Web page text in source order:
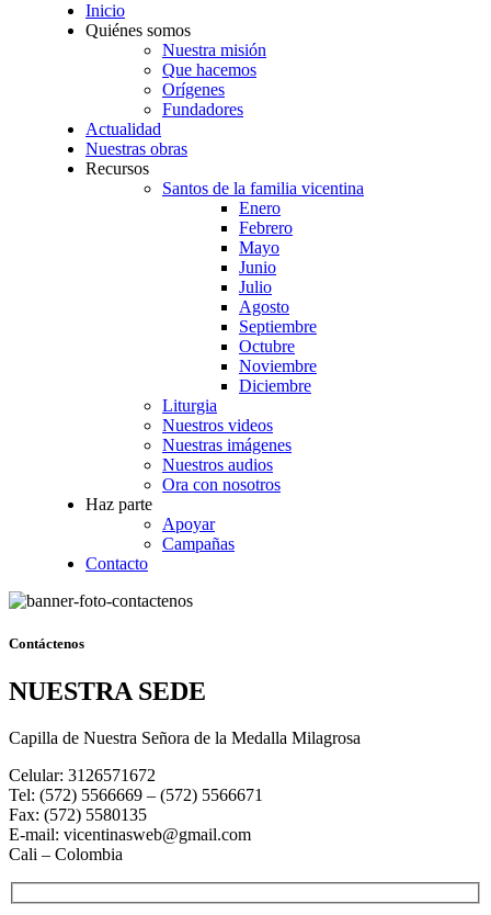
Inicio
Quiénes somos
Nuestra misión
Que hacemos
Orígenes
Fundadores
Actualidad
Nuestras obras
Recursos
Santos de la familia vicentina
Enero
Febrero
Mayo
Junio
Julio
Agosto
Septiembre
Octubre
Noviembre
Diciembre
Liturgia
Nuestros videos
Nuestras imágenes
Nuestros audios
Ora con nosotros
Haz parte
Apoyar
Campañas
Contacto
Contáctenos
NUESTRA SEDE
Capilla de Nuestra Señora de la Medalla Milagrosa
Celular: 3126571672
Tel: (572) 5566669 – (572) 5566671
Fax: (572) 5580135
E-mail: vicentinasweb@gmail.com
Cali – Colombia